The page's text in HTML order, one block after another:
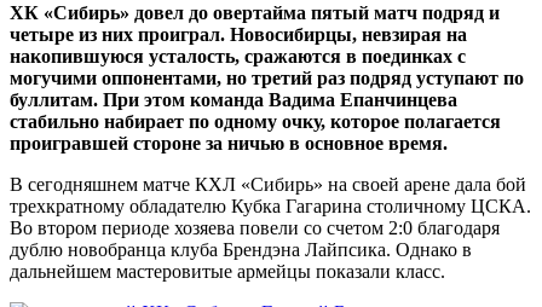
ХК «Сибирь» довел до овертайма пятый матч подряд и
четыре из них проиграл. Новосибирцы, невзирая на
накопившуюся усталость, сражаются в поединках с
могучими оппонентами, но третий раз подряд уступают по
буллитам. При этом команда Вадима Епанчинцева
стабильно набирает по одному очку, которое полагается
проигравшей стороне за ничью в основное время.
В сегодняшнем матче КХЛ «Сибирь» на своей арене дала бой
трехкратному обладателю Кубка Гагарина столичному ЦСКА.
Во втором периоде хозяева повели со счетом 2:0 благодаря
дублю новобранца клуба Брендэна Лайпсика. Однако в
дальнейшем мастеровитые армейцы показали класс.